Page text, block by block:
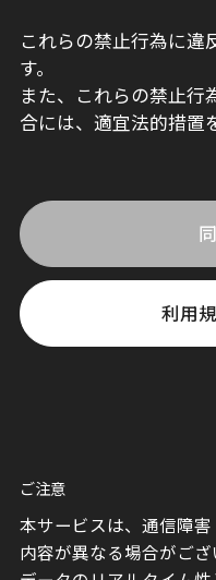
これらの禁止行為に違
す。
また、これらの禁止行
合には、適宜法的措置
利用
ご注意
本サービスは、通信障
内容が異なる場合がござ